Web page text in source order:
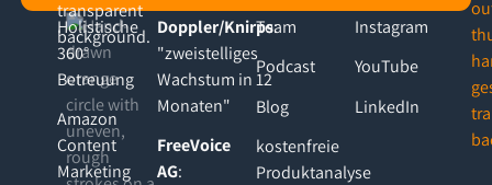
Holistische
360°
Betreuung
Amazon
Content
Marketing
Doppler/Knirps:
"zweistelliges
Wachstum in 12
Monaten"
FreeVoice
AG:
Team
Podcast
Blog
kostenfreie
Produktanalyse
Instagram
YouTube
LinkedIn